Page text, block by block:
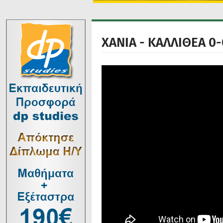
ΧΑΝΙΑ - ΚΑΛΛΙΘΕΑ